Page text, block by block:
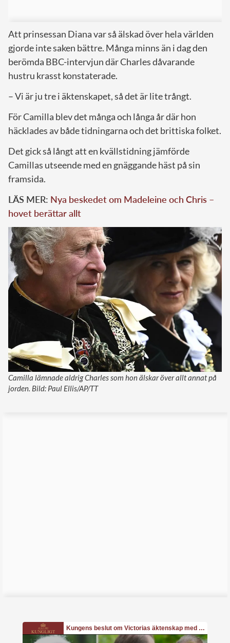
Att prinsessan Diana var så älskad över hela världen
gjorde inte saken bättre. Många minns än i dag den
berömda BBC-intervjun där Charles dåvarande
hustru krasst konstaterade.
– Vi är ju tre i äktenskapet, så det är lite trångt.
För Camilla blev det många och långa år där hon
häcklades av både tidningarna och det brittiska folket.
Det gick så långt att en kvällstidning jämförde
Camillas utseende med en gnäggande häst på sin
framsida.
LÄS MER: Nya beskedet om Madeleine och Chris –
hovet berättar allt
Camilla lämnade aldrig Charles som hon älskar över allt annat på
jorden. Bild: Paul Ellis/AP/TT